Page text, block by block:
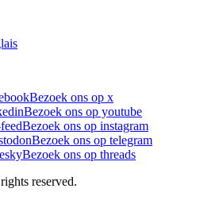
Bezoek ons op x
Bezoek ons op youtube
Bezoek ons op instagram
Bezoek ons op telegram
Bezoek ons op threads
reserved.